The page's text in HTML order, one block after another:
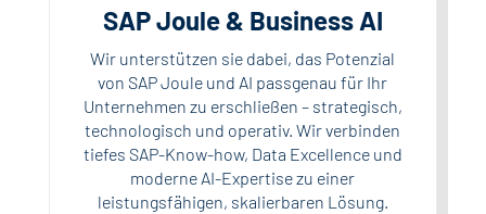
SAP Joule & Business AI
Wir unterstützen sie dabei, das Potenzial
von SAP Joule und AI passgenau für Ihr
Unternehmen zu erschließen – strategisch,
technologisch und operativ. Wir verbinden
tiefes SAP-Know-how, Data Excellence und
moderne AI-Expertise zu einer
leistungsfähigen, skalierbaren Lösung.